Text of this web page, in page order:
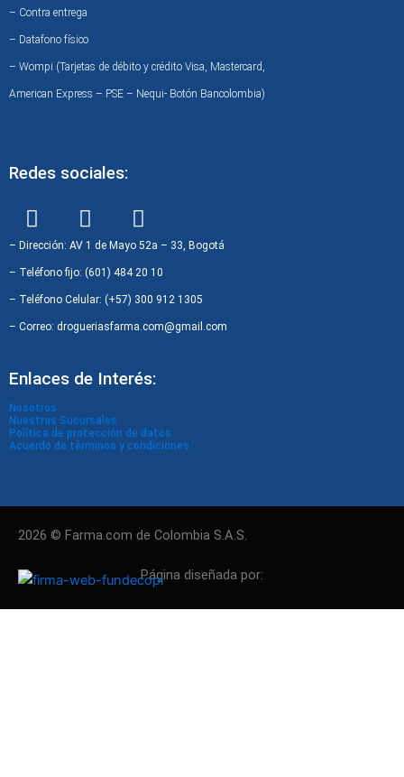
– Contra entrega
– Datafono físico
– Wompi (Tarjetas de débito y crédito Visa, Mastercard,
American Express – PSE – Nequi- Botón Bancolombia)
Redes sociales:
F
a
c
e
b
o
I
n
s
t
a
g
m
W
h
a
t
s
a
– Dirección: AV 1 de Mayo 52a – 33, Bogotá
– Teléfono fijo: (601) 484 20 10
– Teléfono Celular: (+57) 300 912 1305
– Correo: drogueriasfarma.com@gmail.com
Enlaces de Interés:
Nosotros
Nuestras Sucursales
Política de protección de datos
Acuerdo de términos y condiciones
2026 © Farma.com de Colombia S.A.S.
Página diseñada por: